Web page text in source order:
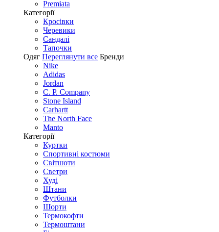
Premiata
Категорії
Кросівки
Черевики
Сандалі
Tапочки
Одяг Переглянути все Бренди
Nike
Adidas
Jordan
C. P. Company
Stone Island
Carhartt
The North Face
Manto
Категорії
Куртки
Спортивні костюми
Світшоти
Светри
Худі
Штани
Футболки
Шорти
Термокофти
Термоштани